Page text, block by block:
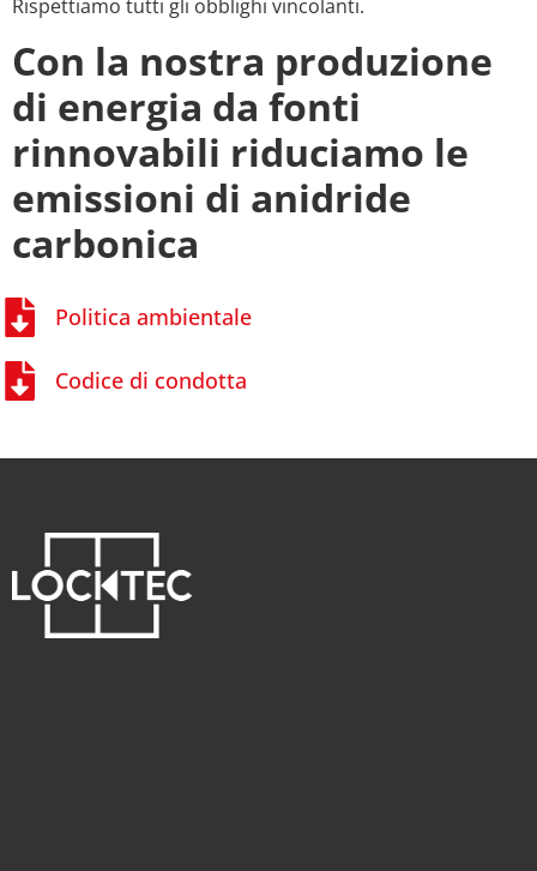
Rispettiamo tutti gli obblighi vincolanti.
Con la nostra produzione
di energia da fonti
rinnovabili riduciamo le
emissioni di anidride
carbonica
Politica ambientale
Codice di condotta